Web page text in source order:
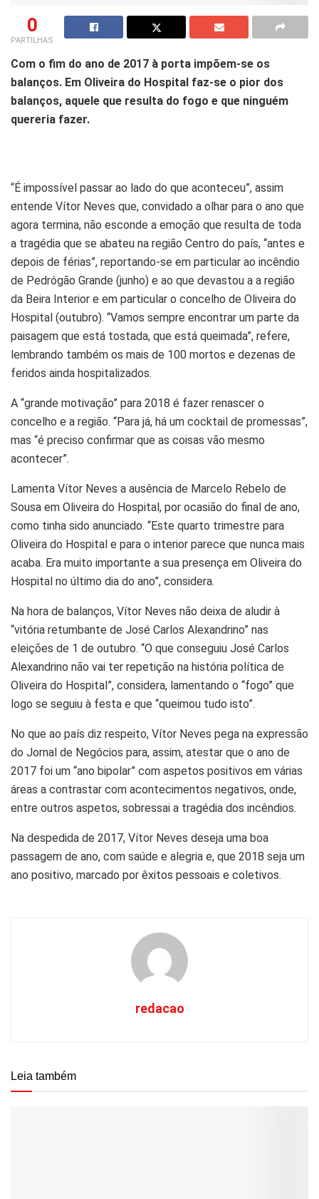
0
PARTILHAS
Com o fim do ano de 2017 à porta impõem-se os
balanços. Em Oliveira do Hospital faz-se o pior dos
balanços, aquele que resulta do fogo e que ninguém
quereria fazer.
“É impossível passar ao lado do que aconteceu”, assim
entende Vítor Neves que, convidado a olhar para o ano que
agora termina, não esconde a emoção que resulta de toda
a tragédia que se abateu na região Centro do país, “antes e
depois de férias”, reportando-se em particular ao incêndio
de Pedrógão Grande (junho) e ao que devastou a a região
da Beira Interior e em particular o concelho de Oliveira do
Hospital (outubro). “Vamos sempre encontrar um parte da
paisagem que está tostada, que está queimada”, refere,
lembrando também os mais de 100 mortos e dezenas de
feridos ainda hospitalizados.
A “grande motivação” para 2018 é fazer renascer o
concelho e a região. “Para já, há um cocktail de promessas”,
mas “é preciso confirmar que as coisas vão mesmo
acontecer”.
Lamenta Vítor Neves a ausência de Marcelo Rebelo de
Sousa em Oliveira do Hospital, por ocasião do final de ano,
como tinha sido anunciado. “Este quarto trimestre para
Oliveira do Hospital e para o interior parece que nunca mais
acaba. Era muito importante a sua presença em Oliveira do
Hospital no último dia do ano”, considera.
Na hora de balanços, Vítor Neves não deixa de aludir à
“vitória retumbante de José Carlos Alexandrino” nas
eleições de 1 de outubro. “O que conseguiu José Carlos
Alexandrino não vai ter repetição na história política de
Oliveira do Hospital”, considera, lamentando o “fogo” que
logo se seguiu à festa e que “queimou tudo isto”.
No que ao país diz respeito, Vítor Neves pega na expressão
do Jornal de Negócios para, assim, atestar que o ano de
2017 foi um “ano bipolar” com aspetos positivos em várias
áreas a contrastar com acontecimentos negativos, onde,
entre outros aspetos, sobressai a tragédia dos incêndios.
Na despedida de 2017, Vítor Neves deseja uma boa
passagem de ano, com saúde e alegria e, que 2018 seja um
ano positivo, marcado por êxitos pessoais e coletivos.
redacao
Leia também